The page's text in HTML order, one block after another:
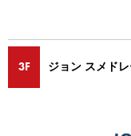
3F ジョン スメド